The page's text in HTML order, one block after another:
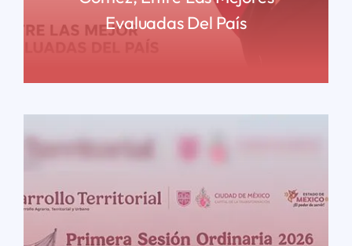
Evaluadas Del País